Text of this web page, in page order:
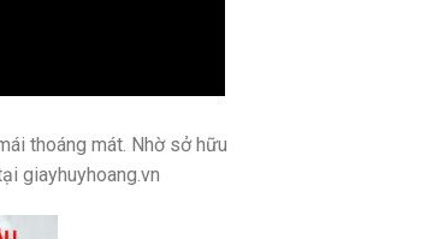
thoáng mát. Nhờ sở hữu
giayhuyhoang.vn